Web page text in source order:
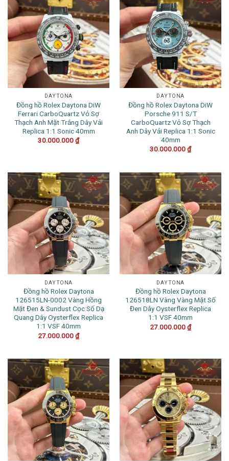
DAYTONA
Đồng hồ Rolex Daytona DiW
Ferrari CarboQuartz Vỏ Sợ
Thạch Anh Mặt Trắng Dây Vải
Replica 1:1 Sonic 40mm
30.000.000₫
DAYTONA
Đồng hồ Rolex Daytona DiW
Porsche 911 S/T
CarboQuartz Vỏ Sợ Thạch
Anh Dây Vải Replica 1:1 Sonic
40mm
30.000.000₫
DAYTONA
Đồng hồ Rolex Daytona
126515LN-0002 Vàng Hồng
Mặt Đen & Sundust Cọc Số Dạ
Quang Dây Oysterflex Replica
1:1 VSF 40mm
27.000.000₫
DAYTONA
Đồng hồ Rolex Daytona
126518LN Vàng Vàng Mặt Số
Đen Dây Oysterflex Replica
1:1 VSF 40mm
27.000.000₫